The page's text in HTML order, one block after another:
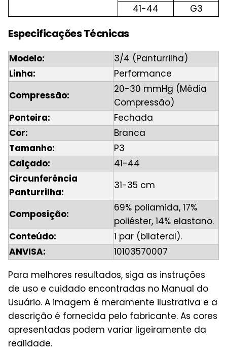
41-44
G3
Especificações Técnicas
Modelo:
3/4 (Panturrilha)
Linha:
Performance
Compressão:
20-30 mmHg (Média
Compressão)
Ponteira:
Fechada
Cor:
Branca
Tamanho:
P3
Calçado:
41-44
Circunferência
Panturrilha:
31-35 cm
Composição:
69% poliamida, 17%
poliéster, 14% elastano.
Conteúdo:
1 par (bilateral).
ANVISA:
10103570007
Para melhores resultados, siga as instruções
de uso e cuidado encontradas no Manual do
Usuário. A imagem é meramente ilustrativa e a
descrição é fornecida pelo fabricante. As cores
apresentadas podem variar ligeiramente da
realidade.